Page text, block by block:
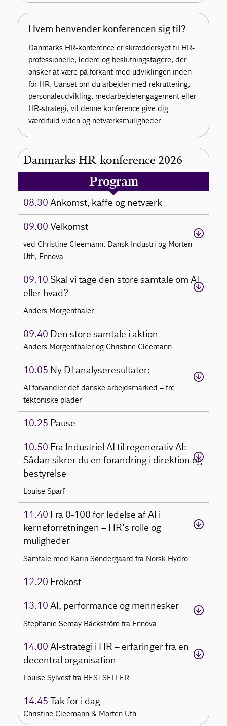
Hvem henvender konferencen sig til?
Danmarks HR-konference er skræddersyet til HR-
professionelle, ledere og beslutningstagere, der
ønsker at være på forkant med udviklingen inden
for HR. Uanset om du arbejder med rekruttering,
personaleudvikling, medarbejderengagement eller
HR-strategi, vil denne konference give dig
værdifuld viden og netværksmuligheder.
Danmarks HR-konference 2026
Program
08.30 Ankomst, kaffe og netværk
09.00 Velkomst
ved Christine Cleemann, Dansk Industri og Morten
Uth, Ennova
09.10 Skal vi tage den store samtale om AI
eller hvad?
Anders Morgenthaler
09.40 Den store samtale i aktion
Anders Morgenthaler og Christine Cleemann
10.05 Ny DI analyseresultater:
AI forvandler det danske arbejdsmarked – tre
tektoniske plader
10.25 Pause
10.50 Fra Industriel AI til regenerativ AI:
Sådan sikrer du en forandring i direktion og
bestyrelse
Louise Sparf
11.40 Fra 0-100 for ledelse af AI i
kerneforretningen – HR’s rolle og
muligheder
Samtale med Karin Søndergaard fra Norsk Hydro
12.20 Frokost
13.10 AI, performance og mennesker
Stephanie Semay Bäckström fra Ennova
14.00 AI-strategi i HR – erfaringer fra en
decentral organisation
Louise Sylvest fra BESTSELLER
14.45 Tak for i dag
Christine Cleemann & Morten Uth